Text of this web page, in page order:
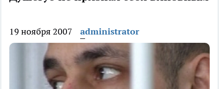
19 ноября 2007 administrator